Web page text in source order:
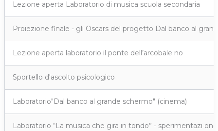
Lezione aperta Laboratorio di musica scuola secondaria
Proiezione finale - gli Oscars del progetto Dal banco al
Lezione aperta laboratorio il ponte dell’arcobale no
Sportello d'ascolto psicologico
Laboratorio"Dal banco al grande schermo" (cinema)
Laboratorio “La musica che gira in tondo” - sperimentazi